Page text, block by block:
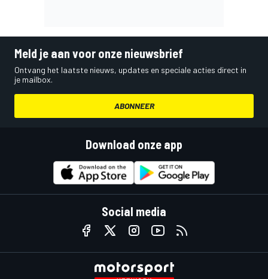
Meld je aan voor onze nieuwsbrief
Ontvang het laatste nieuws, updates en speciale acties direct in
je mailbox.
ABONNEER
Download onze app
Social media